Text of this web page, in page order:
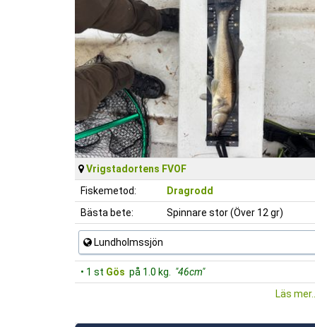
Vrigstadortens FVOF
Fiskemetod:
Dragrodd
Bästa bete:
Spinnare stor (Över 12 gr)
Lundholmssjön
• 1 st Gös på 1.0 kg.
"46cm"
Läs mer...